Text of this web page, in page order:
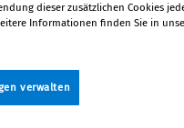
an Bedeutung. Um
und
dieser zusätzlichen Cookies
Informationen finden Sie in
verwalten